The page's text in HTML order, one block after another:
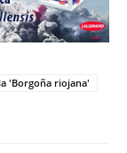
'Borgoña riojana'